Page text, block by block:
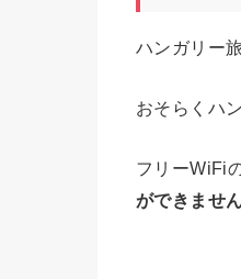
ハンガリー
おそらくハ
フリーWiFi
ができません